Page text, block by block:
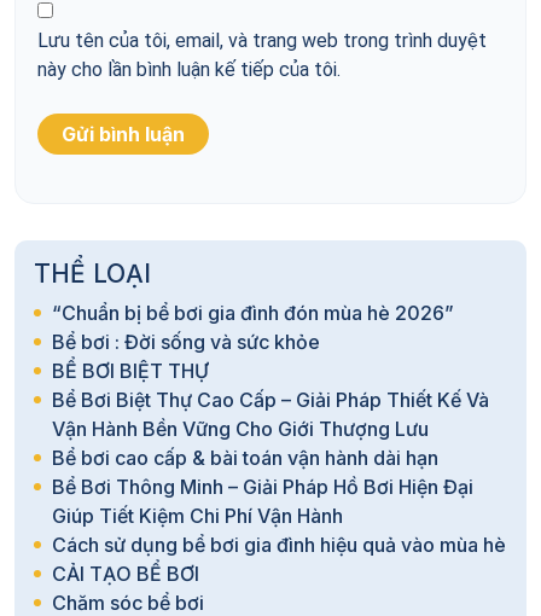
Lưu tên của tôi, email, và trang web trong trình duyệt
này cho lần bình luận kế tiếp của tôi.
THỂ LOẠI
“Chuẩn bị bể bơi gia đình đón mùa hè 2026”
Bể bơi : Đời sống và sức khỏe
BỂ BƠI BIỆT THỰ
Bể Bơi Biệt Thự Cao Cấp – Giải Pháp Thiết Kế Và
Vận Hành Bền Vững Cho Giới Thượng Lưu
Bể bơi cao cấp & bài toán vận hành dài hạn
Bể Bơi Thông Minh – Giải Pháp Hồ Bơi Hiện Đại
Giúp Tiết Kiệm Chi Phí Vận Hành
Cách sử dụng bể bơi gia đình hiệu quả vào mùa hè
CẢI TẠO BỂ BƠI
Chăm sóc bể bơi